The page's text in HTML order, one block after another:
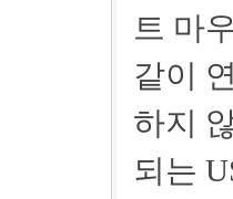
트 마
같이
하지
되는